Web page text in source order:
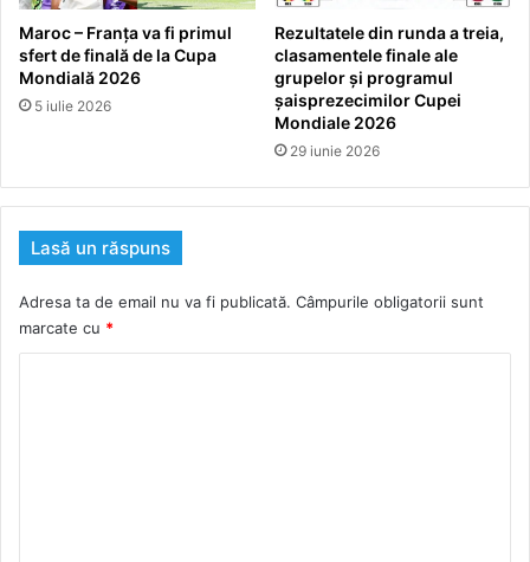
Maroc – Franța va fi primul
sfert de finală de la Cupa
Mondială 2026
5 iulie 2026
Rezultatele din runda a treia,
clasamentele finale ale
grupelor și programul
șaisprezecimilor Cupei
Mondiale 2026
29 iunie 2026
Lasă un răspuns
Adresa ta de email nu va fi publicată. Câmpurile obligatorii sunt
marcate cu *